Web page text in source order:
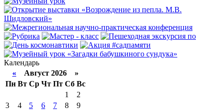
Календарь
« Август 2026 »
Пн Вт Ср Чт Пт Сб Вс
1
2
3
4 5 6 7 8
9